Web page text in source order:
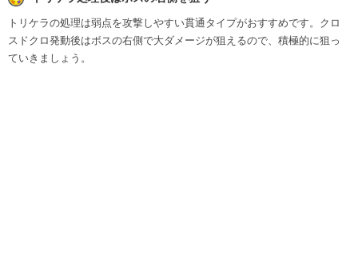
トリケラの処理は弱点を攻撃しやすい貫通タイプがおすすめです。クロ
スドクロ発動後はボスの右側で大ダメージが狙えるので、積極的に狙っ
ていきましょう。